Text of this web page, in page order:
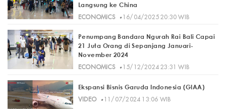
Langsung ke China
ECONOMICS· 16/04/2025 20:30 WIB
Penumpang Bandara Ngurah Rai Bali Capai
21 Juta Orang di Sepanjang Januari-
November 2024
ECONOMICS· 15/12/2024 23:31 WIB
Ekspansi Bisnis Garuda Indonesia (GIAA)
VIDEO· 11/07/2024 13:06 WIB